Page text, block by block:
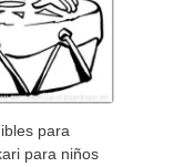
para
para niños